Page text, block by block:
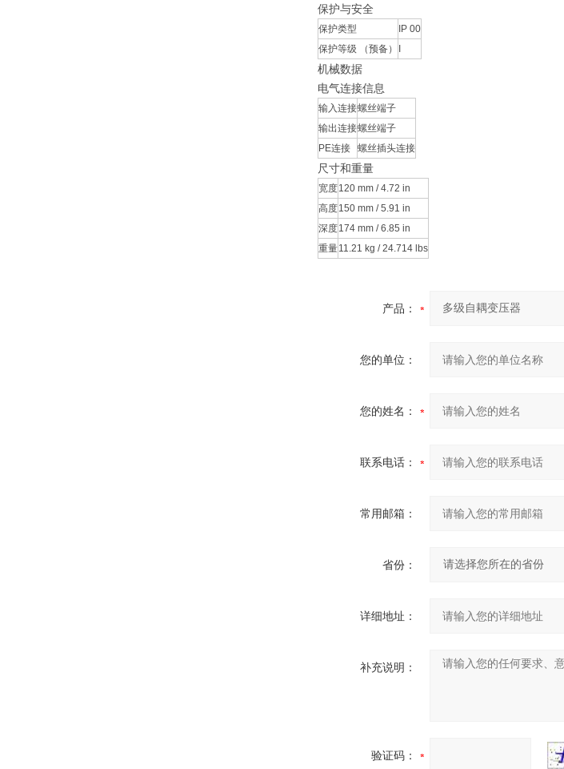
保护与安全
保护类型
IP 00
保护等级 （预备）
机械数据
电气连接信息
输入连接螺丝端子
输出连接螺丝端子
PE连接
螺丝插头连接
尺寸和重量
宽度120 mm / 4.72 in
高度150 mm / 5.91 in
深度174 mm / 6.85 in
重量11.21 kg / 24.714 lbs
产品：
您的单位：
您的姓名：
联系电话：
常用邮箱：
省份：
详细地址：
补充说明：
验证码：